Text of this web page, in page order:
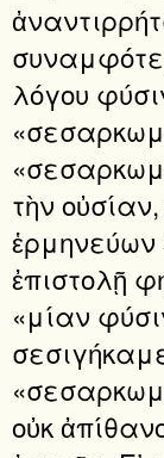
λόγου
τὴν
ἑρμηνεύων
ἐπιστολῇ
«μίαν
οὐκ